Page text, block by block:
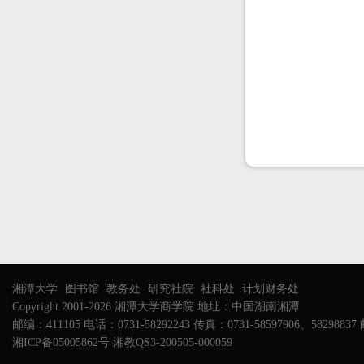
湘潭大学 图书馆 教务处 研究社院 社科处
计划财务处
Copyright 2001-2026 湘潭大学商学院 地址：中国湖南湘潭
邮编：411105 电话：0731-58292243 传真：0731-58597906、58298837
湘ICP备05005862号 湘教QS3-200505-000059